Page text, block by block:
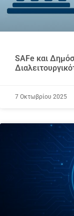
SAFe και
7 Οκτωβρίου 2025